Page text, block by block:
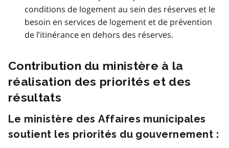
conditions de logement au sein des réserves et le
besoin en services de logement et de prévention
de l’itinérance en dehors des réserves.
Contribution du ministère à la
réalisation des priorités et des
résultats
Le ministère des Affaires municipales
soutient les priorités du gouvernement :